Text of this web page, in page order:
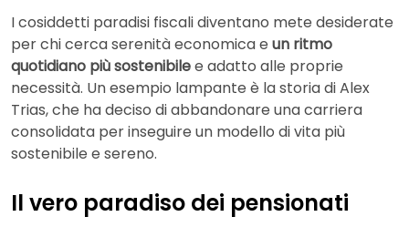
I cosiddetti paradisi fiscali diventano mete desiderate
per chi cerca serenità economica e un ritmo
quotidiano più sostenibilee adatto alle proprie
necessità. Un esempio lampante è la storia di Alex
Trias, che ha deciso di abbandonare una carriera
consolidata per inseguire un modello di vita più
sostenibile e sereno.
Il vero paradiso dei pensionati